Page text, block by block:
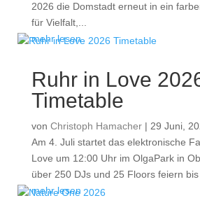
2026 die Domstadt erneut in ein
für Vielfalt,...
mehr lesen
Ruhr in Love
Timetable
von Christoph Hamacher| 29 Juni,
Am 4. Juli startet das elektronische
Love um 12:00 Uhr im OlgaPark in
über 250 DJs und 25 Floors feiern bis
mehr lesen